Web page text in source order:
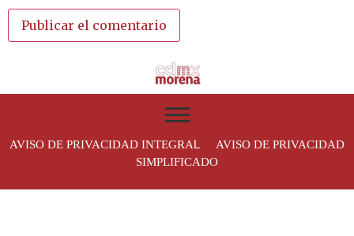
AVISO DE PRIVACIDAD INTEGRAL AVISO DE PRIVACIDAD
SIMPLIFICADO